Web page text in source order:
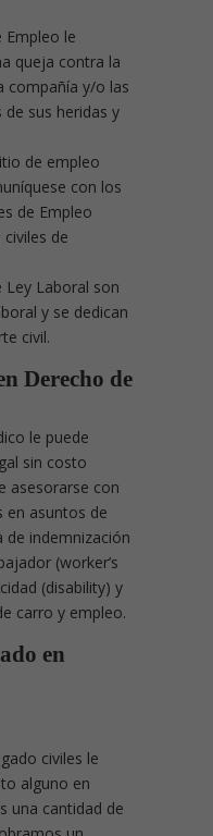
Empleo le
queja contra la
compañía y/o las
de sus heridas y
de empleo
con los
de Empleo
de
Ley Laboral son
y se dedican
civil.
Derecho de
le puede
sin costo
asesorarse con
en asuntos de
de indemnización
(worker’s
(disability) y
carro y empleo.
en
civiles le
alguno en
una cantidad de